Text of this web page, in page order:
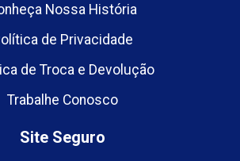
Nossa História
de Privacidade
de Troca e Devolução
Trabalhe Conosco
Site Seguro